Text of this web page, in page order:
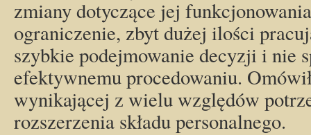
zmiany dotyczące jej
ograniczenie, zbyt dużej ilości
szybkie podejmowanie decyzji i nie
efektywnemu procedowaniu.
wynikającej z wielu względów
rozszerzenia składu personalnego.